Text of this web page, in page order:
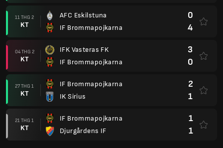
11 THG 2
KT
AFC Eskilstuna
IF Brommapojkarna
0
4
04 THG 2
KT
IFK Vasteras FK
IF Brommapojkarna
3
0
27 THG 1
KT
IF Brommapojkarna
IK Sirius
2
1
21 THG 1
KT
IF Brommapojkarna
Djurgårdens IF
1
1